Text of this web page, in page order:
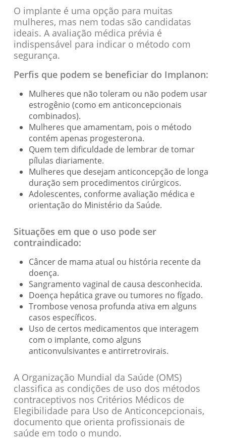
O implante é uma opção para muitas
mulheres, mas nem todas são candidatas
ideais. A avaliação médica prévia é
indispensável para indicar o método com
segurança.
Perfis que podem se beneficiar do Implanon:
Mulheres que não toleram ou não podem usar
estrogênio (como em anticoncepcionais
combinados).
Mulheres que amamentam, pois o método
contém apenas progesterona.
Quem tem dificuldade de lembrar de tomar
pílulas diariamente.
Mulheres que desejam anticoncepção de longa
duração sem procedimentos cirúrgicos.
Adolescentes, conforme avaliação médica e
orientação do Ministério da Saúde.
Situações em que o uso pode ser
contraindicado:
Câncer de mama atual ou história recente da
doença.
Sangramento vaginal de causa desconhecida.
Doença hepática grave ou tumores no fígado.
Trombose venosa profunda ativa em alguns
casos específicos.
Uso de certos medicamentos que interagem
com o implante, como alguns
anticonvulsivantes e antirretrovirais.
A Organização Mundial da Saúde (OMS)
classifica as condições de uso dos métodos
contraceptivos nos Critérios Médicos de
Elegibilidade para Uso de Anticoncepcionais,
documento que orienta profissionais de
saúde em todo o mundo.